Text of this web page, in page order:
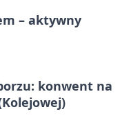
– aktywny
konwent na